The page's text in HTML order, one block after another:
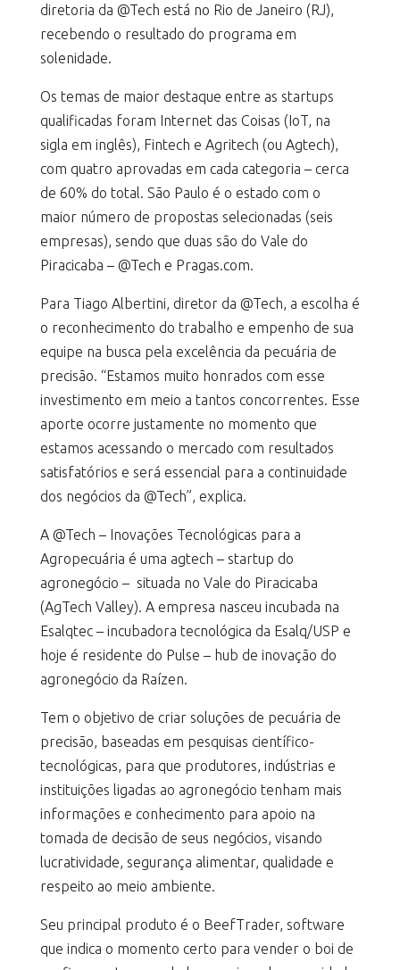
diretoria da @Tech está no Rio de Janeiro (RJ),
recebendo o resultado do programa em
solenidade.
Os temas de maior destaque entre as startups
qualificadas foram Internet das Coisas (IoT, na
sigla em inglês), Fintech e Agritech (ou Agtech),
com quatro aprovadas em cada categoria – cerca
de 60% do total. São Paulo é o estado com o
maior número de propostas selecionadas (seis
empresas), sendo que duas são do Vale do
Piracicaba – @Tech e Pragas.com.
Para Tiago Albertini, diretor da @Tech, a escolha é
o reconhecimento do trabalho e empenho de sua
equipe na busca pela excelência da pecuária de
precisão. “Estamos muito honrados com esse
investimento em meio a tantos concorrentes. Esse
aporte ocorre justamente no momento que
estamos acessando o mercado com resultados
satisfatórios e será essencial para a continuidade
dos negócios da @Tech”, explica.
A @Tech – Inovações Tecnológicas para a
Agropecuária é uma agtech – startup do
agronegócio – situada no Vale do Piracicaba
(AgTech Valley). A empresa nasceu incubada na
Esalqtec – incubadora tecnológica da Esalq/USP e
hoje é residente do Pulse – hub de inovação do
agronegócio da Raízen.
Tem o objetivo de criar soluções de pecuária de
precisão, baseadas em pesquisas científico-
tecnológicas, para que produtores, indústrias e
instituições ligadas ao agronegócio tenham mais
informações e conhecimento para apoio na
tomada de decisão de seus negócios, visando
lucratividade, segurança alimentar, qualidade e
respeito ao meio ambiente.
Seu principal produto é o BeefTrader, software
que indica o momento certo para vender o boi de